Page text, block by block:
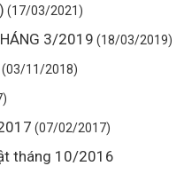
(17/03/2021)
3/2019 (18/03/2019)
(03/11/2018)
(07/02/2017)
tháng 10/2016